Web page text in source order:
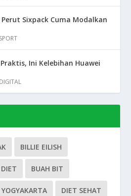
Sixpack Cuma Modalkan
SPORT
Ini Kelebihan Huawei
DIGITAL
BILLIE EILISH
BUAH BIT
DIET SEHAT